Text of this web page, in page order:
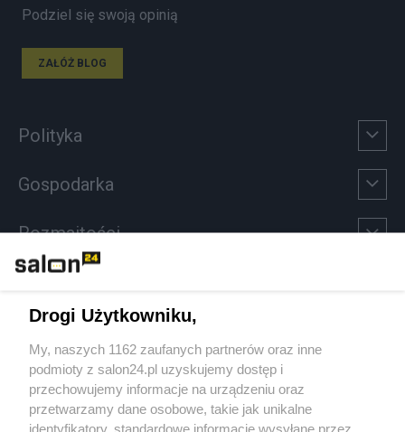
Podziel się swoją opinią
ZAŁÓŻ BLOG
Polityka
Gospodarka
Rozmaitości
Sport
Społeczeństwo
Drogi Użytkowniku,
My, naszych 1162 zaufanych partnerów oraz inne
podmioty z salon24.pl uzyskujemy dostęp i
przechowujemy informacje na urządzeniu oraz
przetwarzamy dane osobowe, takie jak unikalne
identyfikatory, standardowe informacje wysyłane przez